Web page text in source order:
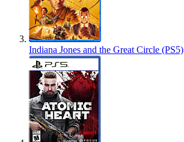
Indiana Jones and the Great Circle (PS5)